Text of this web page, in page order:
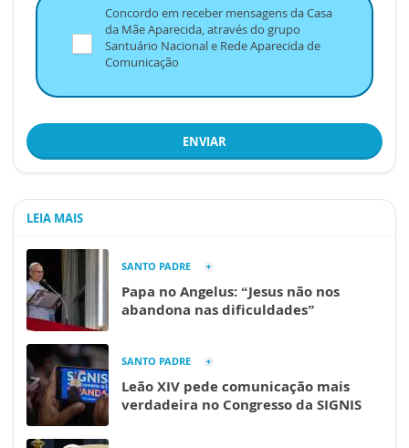
Concordo em receber mensagens da Casa
da Mãe Aparecida, através do grupo
Santuário Nacional e Rede Aparecida de
Comunicação
ENVIAR
LEIA MAIS
SANTO PADRE
Papa no Angelus: “Jesus não nos
abandona nas dificuldades”
SANTO PADRE
Leão XIV pede comunicação mais
verdadeira no Congresso da SIGNIS